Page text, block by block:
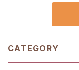
CATEGORY